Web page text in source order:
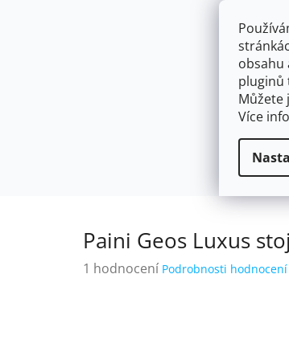
obsahu
pluginů
Můžete
Více
NÁSTĚNNÉ 150/100MM
Paini
Paini Geos Luxus
Průměrné
1 hodnocení Podrobnosti hodnocení